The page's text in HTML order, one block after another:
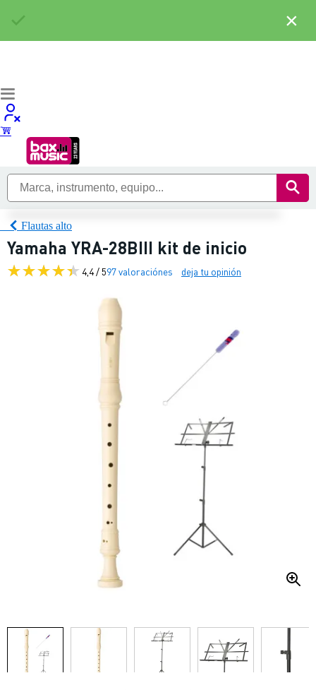
Flautas alto
Yamaha YRA-28BIII kit de inicio
4,4 / 597 valoraciónes deja tu opinión
×